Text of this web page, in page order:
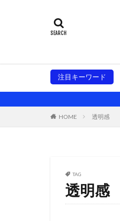
注目キーワード
HOME 透明感
TAG
透明感